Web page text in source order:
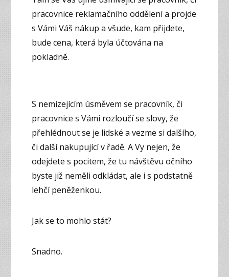
pracovnice reklamačního oddělení a projde
s Vámi Váš nákup a všude, kam přijdete,
bude cena, která byla účtována na
pokladně.
S nemizejícím úsměvem se pracovník, či
pracovnice s Vámi rozloučí se slovy, že
přehlédnout se je lidské a vezme si dalšího,
či další nakupující v řadě. A Vy nejen, že
odejdete s pocitem, že tu návštěvu očního
byste již neměli odkládat, ale i s podstatně
lehčí peněženkou.
Jak se to mohlo stát?
Snadno.